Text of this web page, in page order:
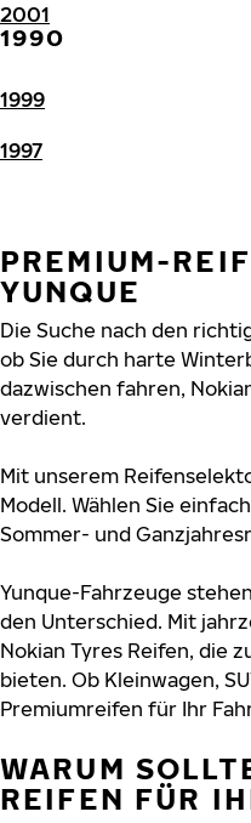
2001
1990
1999
1997
PREMIUM-
YUNQUE
Die Suche nach den
ob Sie durch harte
dazwischen fahren,
verdient.
Mit unserem
Modell. Wählen Sie
Sommer- und
Yunque-Fahrzeuge
den Unterschied. Mit
Nokian Tyres Reifen, die
bieten. Ob Kleinwagen,
Premiumreifen für Ihr
WARUM
REIFEN FÜR